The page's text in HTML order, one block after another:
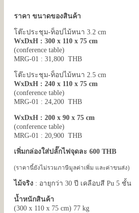
ราคา ขนาดของสินค้า
โต๊ะประชุม-ท็อปไม้หนา 3.2 cm
WxDxH : 300 x 110 x 75 cm
(conference table)
MRG-01 : 31,800 THB
โต๊ะประชุม-ท็อปไม้หนา 2.5 cm
WxDxH : 240 x 110 x 75 cm
(conference table)
MRG-01 : 24,200 THB
WxDxH : 200 x 90 x 75 cm
(conference table)
MRG-01 : 20,900 THB
เพิ่มกล่องใส่ปลั๊กไฟจุดละ 600 THB
(ราคานี้ยังไม่รวมภาษีมูลค่าเพิ่ม และค่าขนส่ง)
ไม้จริง : อายุกว่า 30 ปี เคลือบสี Pu 5 ชั้น
น้ำหนักสินค้า
(300 x 110 x 75 cm) 77 kg